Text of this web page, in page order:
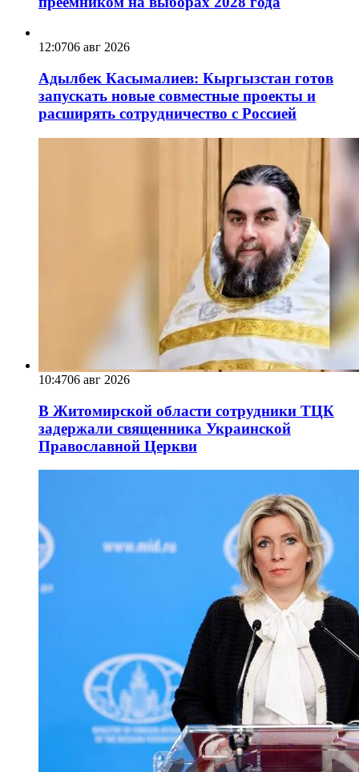
12:0706 авг 2026
Адылбек Касымалиев: Кыргызстан готов
запускать новые совместные проекты и
расширять сотрудничество с Россией
10:4706 авг 2026
В Житомирской области сотрудники ТЦК
задержали священника Украинской
Православной Церкви